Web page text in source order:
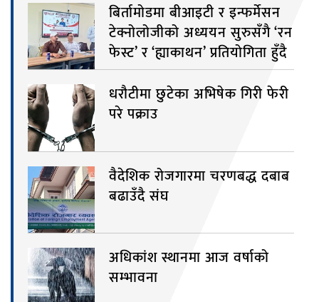
बिर्तामोडमा बीआइटी र इन्फर्मेसन
टेक्नोलोजीको अध्ययन सुरुसँगै ‘रन
फेस्ट’ र ‘ह्याकाथन’ प्रतियोगिता हुँदै
धरौटीमा छुटेका अभिषेक गिरी फेरी
परे पक्राउ
वैदेशिक रोजगारमा चरणबद्ध दबाब
बढाउँदै संघ
अधिकांश स्थानमा आज वर्षाको
सम्भावना